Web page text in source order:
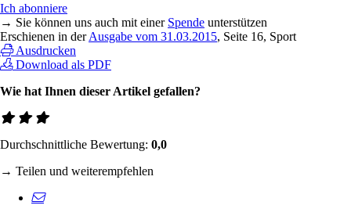
Ich abonniere
→ Sie können uns auch mit einer Spende unterstützen
Erschienen in derAusgabe vom 31.03.2015, Seite 16, Sport
Ausdrucken
Download als PDF
Wie hat Ihnen dieser Artikel gefallen?
Durchschnittliche Bewertung: 0,0
→ Teilen und weiterempfehlen